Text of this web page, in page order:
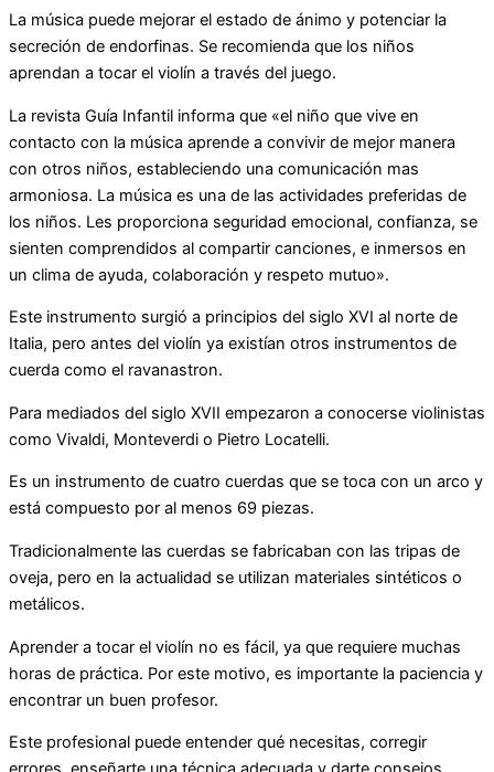
La música puede mejorar el estado de ánimo y potenciar la
secreción de endorfinas. Se recomienda que los niños
aprendan a tocar el violín a través del juego.
La revista Guía Infantil informa que «el niño que vive en
contacto con la música aprende a convivir de mejor manera
con otros niños, estableciendo una comunicación mas
armoniosa. La música es una de las actividades preferidas de
los niños. Les proporciona seguridad emocional, confianza, se
sienten comprendidos al compartir canciones, e inmersos en
un clima de ayuda, colaboración y respeto mutuo».
Este instrumento surgió a principios del siglo XVI al norte de
Italia, pero antes del violín ya existían otros instrumentos de
cuerda como el ravanastron.
Para mediados del siglo XVII empezaron a conocerse violinistas
como Vivaldi, Monteverdi o Pietro Locatelli.
Es un instrumento de cuatro cuerdas que se toca con un arco y
está compuesto por al menos 69 piezas.
Tradicionalmente las cuerdas se fabricaban con las tripas de
oveja, pero en la actualidad se utilizan materiales sintéticos o
metálicos.
Aprender a tocar el violín no es fácil, ya que requiere muchas
horas de práctica. Por este motivo, es importante la paciencia y
encontrar un buen profesor.
Este profesional puede entender qué necesitas, corregir